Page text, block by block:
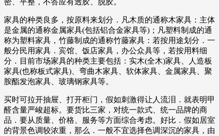
密、平整，不答应有透胶、脱胶。
家具的种类良多，按原料来划分．凡木质的通称木家具：主体
是金属的通称金属家具(包括铝合金家具等)；凡塑料制成的通
称为塑料家具，竹藤制成的通称竹藤家具：若按用途划分．一
般分民用家具．宾馆、饭店家具，办公众具等，若按用料细
分．目前市场家具的种类主要包括：实木(全木)家具、人造板
家具(也称板式家具)、弯曲木家具、软体家具、金属家具、聚
胺酯发泡家具、玻璃钢家具等。
买时可拉开抽屉、打开柜门，假如刺激得让人流泪．就表明甲
醛含量严峻超标。要货比三家，对统一款式、统一品牌的商
品．要从质量、价格、服务等方面综合考虑。好比．假如居室
的背景色调较浓重，那么．一般不宜选择色调深沉的家具，由